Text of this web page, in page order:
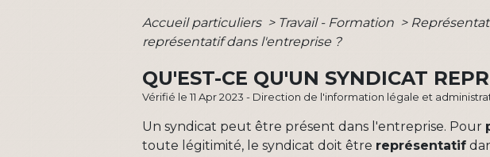
Accueil particuliers > Travail - Formation >
représentatif dans l'entreprise ?
QU'EST-CE QU'UN SYNDICAT
Vérifié le 11 Apr 2023 - Direction de l'information légale et
Un syndicat peut être présent dans l'entreprise. Pour
toute légitimité, le syndicat doit être représentatif